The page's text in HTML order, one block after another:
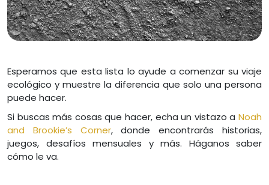
Esperamos que esta lista lo ayude a comenzar su viaje
ecológico y muestre la diferencia que solo una persona
puede hacer.
Si buscas más cosas que hacer, echa un vistazo a Noah
and Brookie’s Corner, donde encontrarás historias,
juegos, desafíos mensuales y más. Háganos saber
cómo le va.